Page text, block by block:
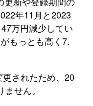
年11月と2023
万円減少してい
もっとも高く7.
されたため、20
せん。